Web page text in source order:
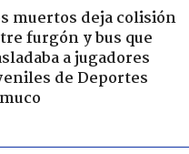
muertos deja colisión
furgón y bus que
a jugadores
de Deportes